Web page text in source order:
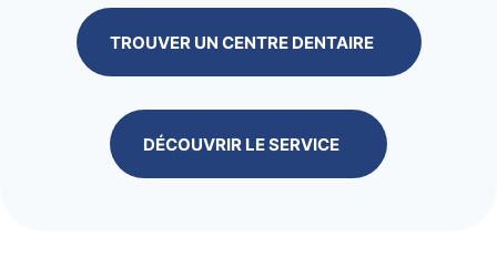
TROUVER UN CENTRE DENTAIRE
DÉCOUVRIR LE SERVICE